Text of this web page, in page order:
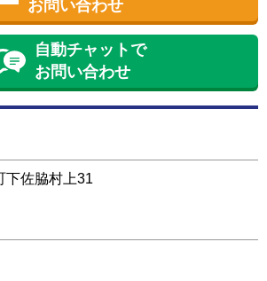
お問い合わせ
自動チャットで
お問い合わせ
下佐脇村上31